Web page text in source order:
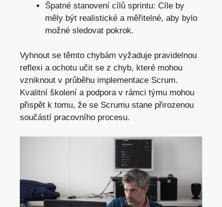
Špatné stanovení cílů sprintu: Cíle by
měly být realistické a měřitelné, aby bylo
možné sledovat pokrok.
Vyhnout se těmto chybám vyžaduje pravidelnou
reflexi a ochotu učit se z chyb, které mohou
vzniknout v průběhu implementace Scrum.
Kvalitní školení a podpora v rámci týmu mohou
přispět k tomu, že se Scrumu stane přirozenou
součástí pracovního procesu.